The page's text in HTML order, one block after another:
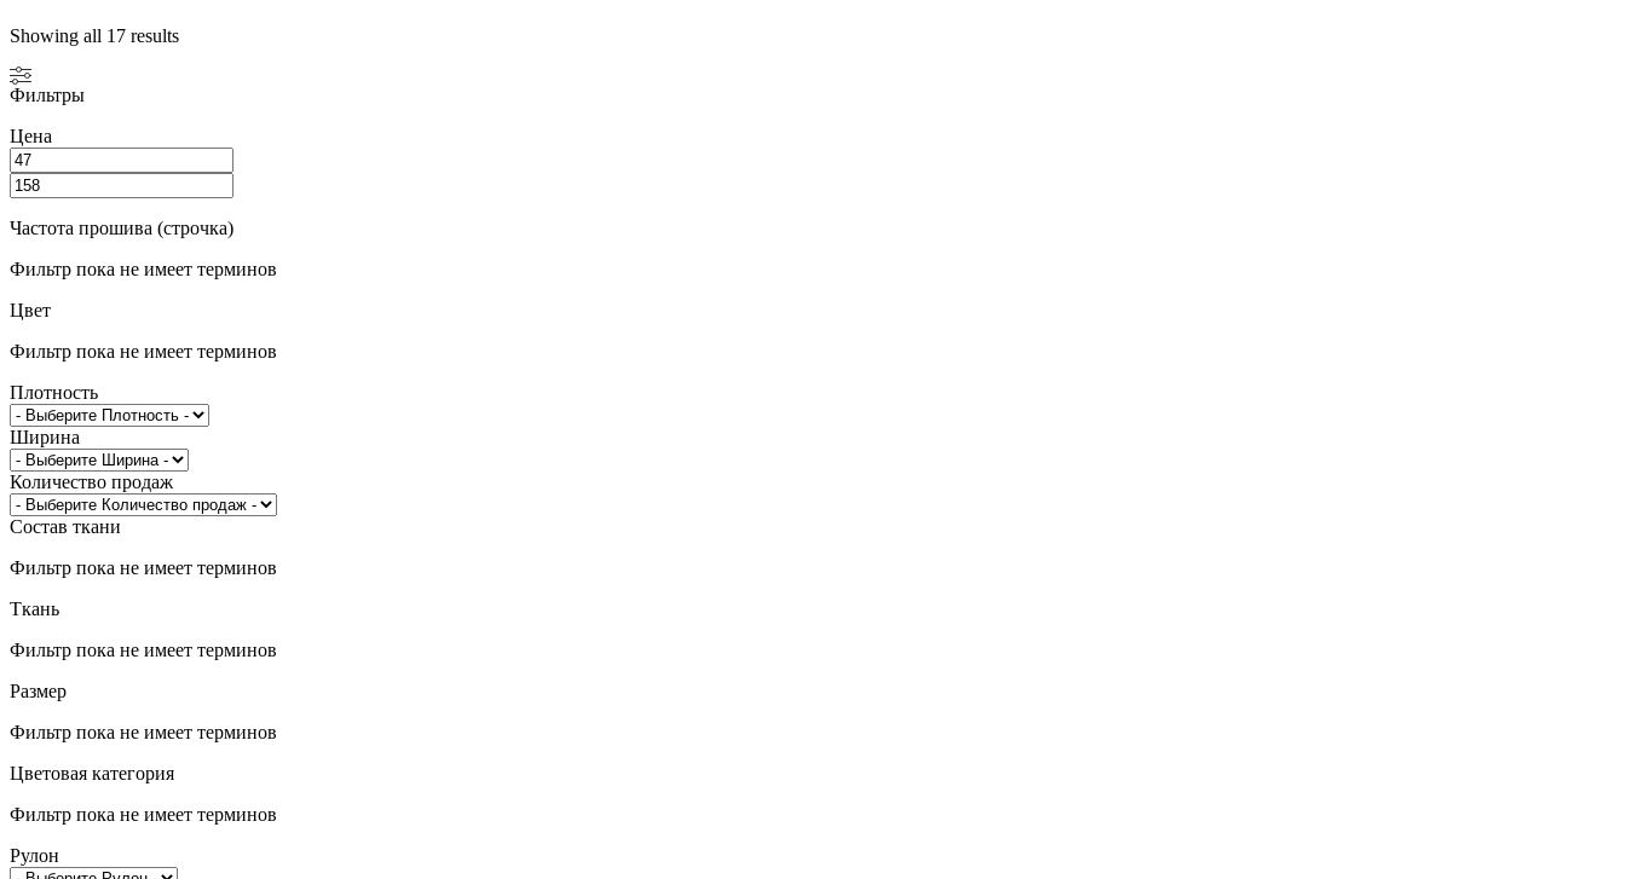
Showing all 17 results
Фильтры
Цена
Частота прошива (строчка)
Фильтр пока не имеет терминов
Цвет
Фильтр пока не имеет терминов
Плотность
Ширина
Количество продаж
Состав ткани
Фильтр пока не имеет терминов
Ткань
Фильтр пока не имеет терминов
Размер
Фильтр пока не имеет терминов
Цветовая категория
Фильтр пока не имеет терминов
Рулон